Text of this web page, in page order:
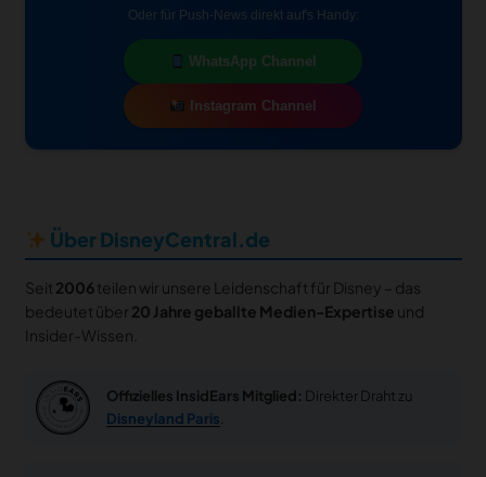
Oder für Push-News direkt auf's Handy:
WhatsApp Channel
Instagram Channel
Über DisneyCentral.de
Seit 2006teilen wir unsere Leidenschaft für Disney – das
bedeutet über 20 Jahre geballte Medien-Expertise und
Insider-Wissen.
Offizielles InsidEars Mitglied: Direkter Draht zu
Disneyland Paris